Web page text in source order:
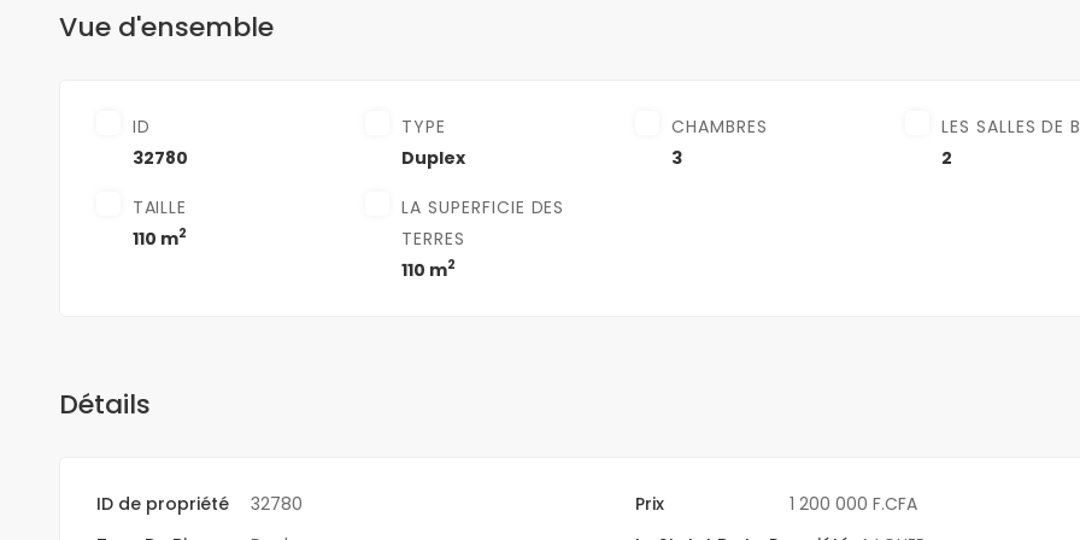
Vue d'ensemble
ID
32780
TYPE
Duplex
CHAMBRES
3
LES SALLES DE
2
TAILLE
110 m2
LA SUPERFICIE DES
TERRES
110 m2
Détails
ID de propriété 32780 Prix
1 200 000 F.CFA